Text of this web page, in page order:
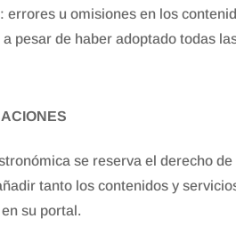
errores u omisiones en los
a pesar de haber adoptado todas
se reserva el derecho
tanto los contenidos y
su portal.